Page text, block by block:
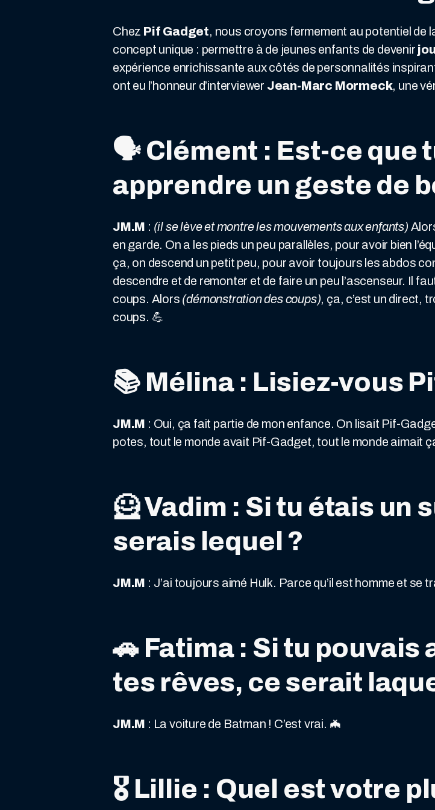
Chez Pif Gadget, nous croyons fermement au potentiel de
concept unique : permettre à de jeunes enfants de devenir
expérience enrichissante aux côtés de personnalités
ont eu l’honneur d’interviewer Jean-Marc Mormeck, une
🗣️ Clément : Est-ce que
apprendre un geste de
JM.M : (il se lève et montre les mouvements aux enfants)
en garde. On a les pieds un peu parallèles, pour avoir bien
ça, on descend un petit peu, pour avoir toujours les abdos
descendre et de remonter et de faire un peu l’ascenseur. Il
coups. Alors (démonstration des coups), ça, c’est un direct,
coups. 💪
📚 Mélina : Lisiez-vous
JM.M : Oui, ça fait partie de mon enfance. On lisait Pif-
potes, tout le monde avait Pif-Gadget, tout le monde aimait
🦸Vadim : Si tu étais un
serais lequel ?
JM.M : J’ai toujours aimé Hulk. Parce qu’il est homme et se
🚗 Fatima : Si tu pouvais
tes rêves, ce serait
JM.M : La voiture de Batman ! C’est vrai. 🦇
🎖️ Lillie : Quel est votre